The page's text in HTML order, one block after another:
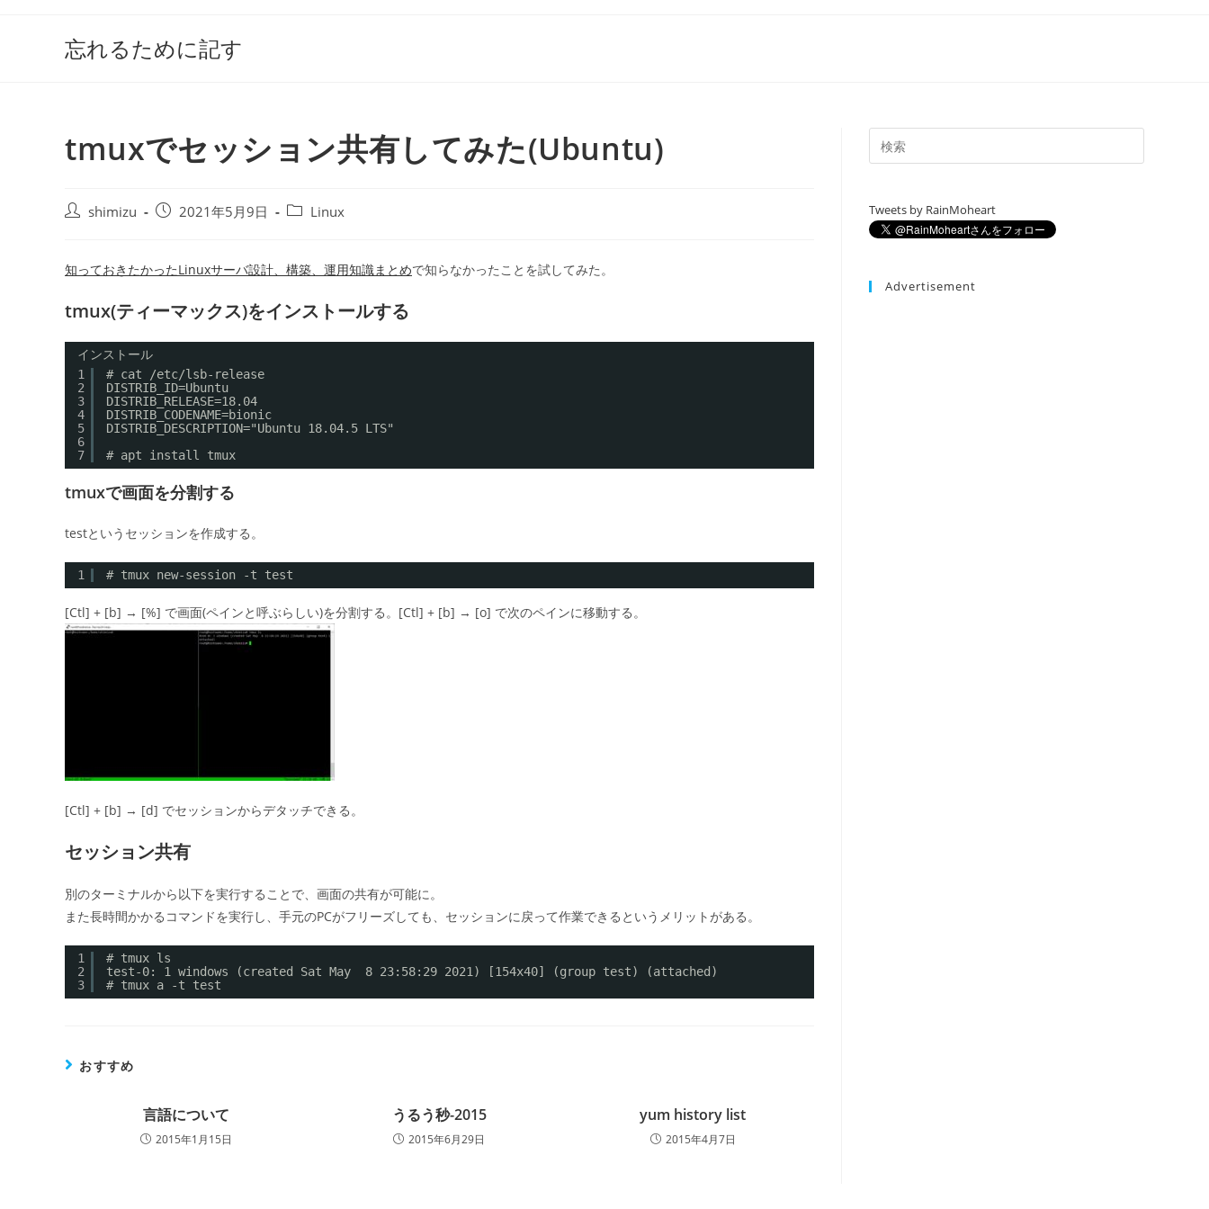
忘れるために記す
tmuxでセッション共有してみた(Ubuntu)
投
shimizu
投
開
2021年5月9日
投
テ
リ
ー:
Linux
知っておきたかったLinuxサーバ設計、構築、運用知識まとめで知らなかったことを試してみた。
tmux(ティーマックス)をインストールする
インストール
1
2
3
4
5
6
7
# cat /etc/lsb-release
DISTRIB_ID=Ubuntu
DISTRIB_RELEASE=18.04
DISTRIB_CODENAME=bionic
DISTRIB_DESCRIPTION="Ubuntu 18.04.5 LTS"
# apt install tmux
tmuxで画面を分割する
testというセッションを作成する。
1 # tmux new-session -t test
[Ctl] + [b] → [%] で画面(ペインと呼ぶらしい)を分割する。[Ctl] + [b] → [o] で次のペインに移動する。
[Ctl] + [b] → [d] でセッションからデタッチできる。
セッション共有
別のターミナルから以下を実行することで、画面の共有が可能に。
また長時間かかるコマンドを実行し、手元のPCがフリーズしても、セッションに戻って作業できるというメリットがある。
1
2
3
# tmux ls
test-0: 1 windows (created Sat May  8 23:58:29 2021) [154x40] (group test) (attached)
# tmux a -t test
おすすめ
言語について
2015年1月15日
うるう秒-2015
2015年6月29日
yum history list
2015年4月7日
Tweets by RainMoheart
Advertisement